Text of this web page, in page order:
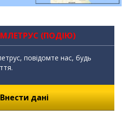
(ПОДІЮ)
повідомте нас, будь
дані